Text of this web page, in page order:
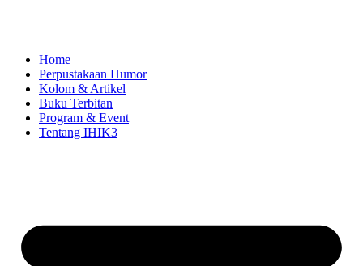
Home
Perpustakaan Humor
Kolom & Artikel
Buku Terbitan
Program & Event
Tentang IHIK3